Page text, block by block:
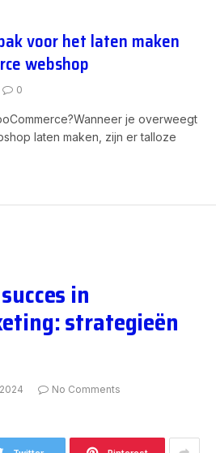
voor het laten maken
webshop
0
je overweegt
laten maken, zijn er talloze
in
strategieën
No Comments